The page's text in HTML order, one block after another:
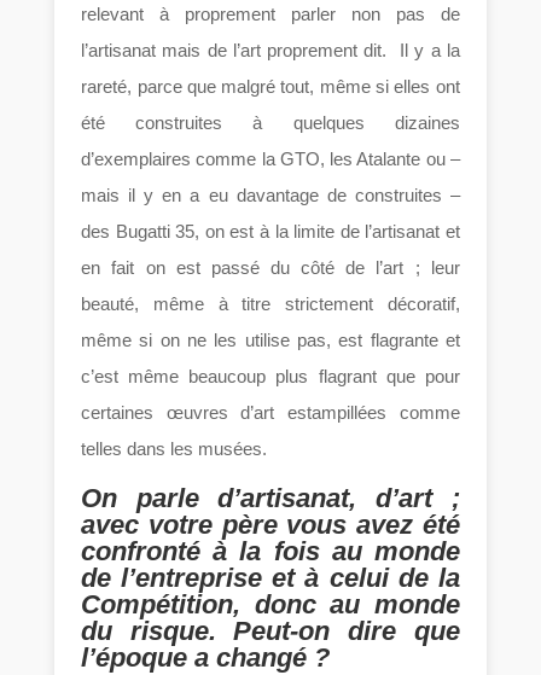
relevant à proprement parler non pas de
l’artisanat mais de l’art proprement dit. Il y a la
rareté, parce que malgré tout, même si elles ont
été construites à quelques dizaines
d’exemplaires comme la GTO, les Atalante ou –
mais il y en a eu davantage de construites –
des Bugatti 35, on est à la limite de l’artisanat et
en fait on est passé du côté de l’art ; leur
beauté, même à titre strictement décoratif,
même si on ne les utilise pas, est flagrante et
c’est même beaucoup plus flagrant que pour
certaines œuvres d’art estampillées comme
telles dans les musées.
On parle d’artisanat, d’art ;
avec votre père vous avez été
confronté à la fois au monde
de l’entreprise et à celui de la
Compétition, donc au monde
du risque. Peut-on dire que
l’époque a changé ?